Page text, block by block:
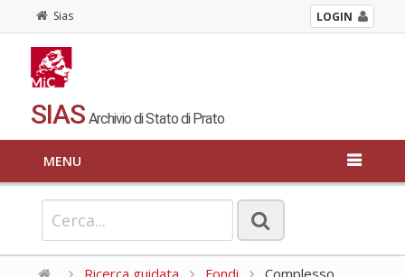
Sias LOGIN
SIAS Archivio di Stato di Prato
MENU